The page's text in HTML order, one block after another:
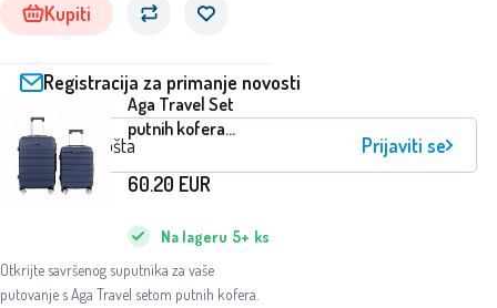
Kupiti
Aga Travel Set
putnih kofera
MR4687 Plava
Otkrijte savršenog suputnika za vaše
putovanje s Aga Travel setom putnih kofera.
Na lageru 5+ ks
60.20 EUR
Registracija za primanje novosti
Prijaviti se